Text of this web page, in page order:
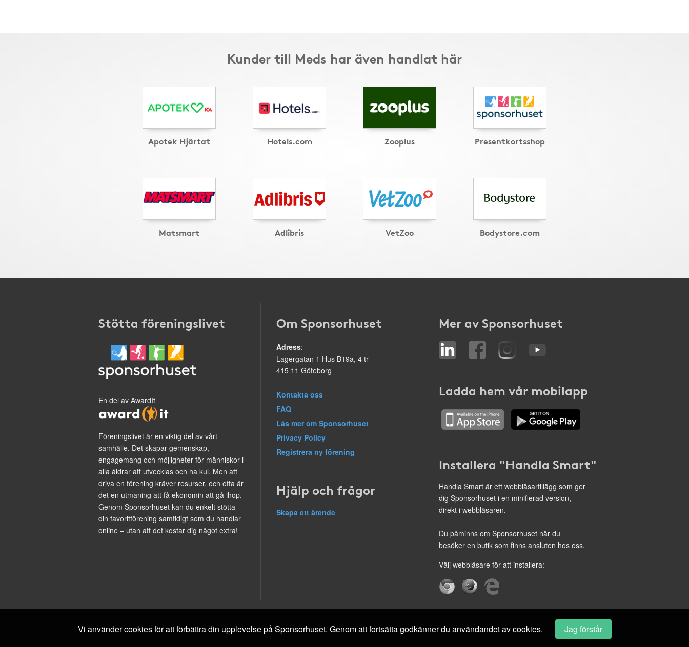
Kunder till Meds har även handlat här
Apotek Hjärtat Hotels.com Zooplus Presentkortsshop
Matsmart Adlibris VetZoo Bodystore.com
Stötta föreningslivet
En del av AwardIt
Föreningslivet är en viktig del av vårt
samhälle. Det skapar gemenskap,
engagemang och möjligheter för människor i
alla åldrar att utvecklas och ha kul. Men att
driva en förening kräver resurser, och ofta är
det en utmaning att få ekonomin att gå ihop.
Genom Sponsorhuset kan du enkelt stötta
din favoritförening samtidigt som du handlar
online – utan att det kostar dig något extra!
Om Sponsorhuset
Adress:
Lagergatan 1 Hus B19a, 4 tr
415 11 Göteborg
Kontakta oss
FAQ
Läs mer om Sponsorhuset
Privacy Policy
Registrera ny förening
Hjälp och frågor
Skapa ett ärende
Mer av Sponsorhuset
Ladda hem vår mobilapp
Installera "Handla Smart"
Handla Smart är ett webbläsartillägg som ger
dig Sponsorhuset i en minifierad version,
direkt i webbläsaren.
Du påminns om Sponsorhuset när du
besöker en butik som finns ansluten hos oss.
Välj webbläsare för att installera:
Vi använder cookies för att förbättra din upplevelse på Sponsorhuset. Genom att fortsätta godkänner du användandet av cookies. Jag förstår